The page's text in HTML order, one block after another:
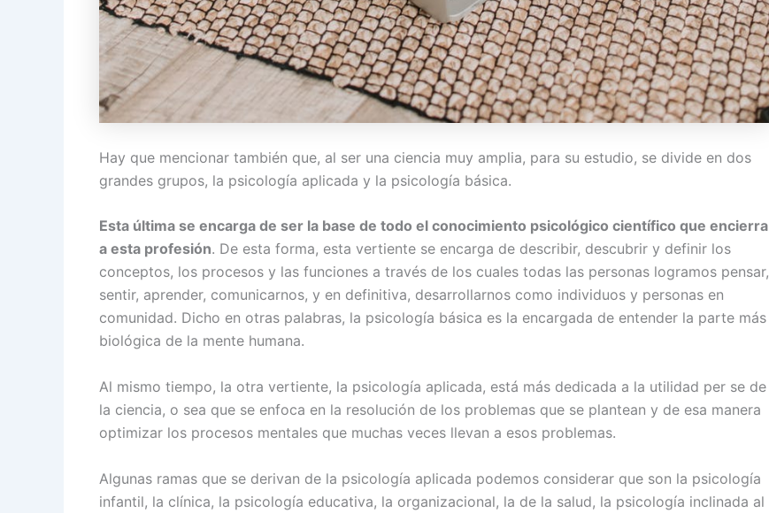
Hay que mencionar también que, al ser una ciencia muy amplia, para su estudio, se divide en dos
grandes grupos, la psicología aplicada y la psicología básica.
Esta última se encarga de ser la base de todo el conocimiento psicológico científico que encierra
a esta profesión. De esta forma, esta vertiente se encarga de describir, descubrir y definir los
conceptos, los procesos y las funciones a través de los cuales todas las personas logramos pensar,
sentir, aprender, comunicarnos, y en definitiva, desarrollarnos como individuos y personas en
comunidad. Dicho en otras palabras, la psicología básica es la encargada de entender la parte más
biológica de la mente humana.
Al mismo tiempo, la otra vertiente, la psicología aplicada, está más dedicada a la utilidad per se de
la ciencia, o sea que se enfoca en la resolución de los problemas que se plantean y de esa manera
optimizar los procesos mentales que muchas veces llevan a esos problemas.
Algunas ramas que se derivan de la psicología aplicada podemos considerar que son la psicología
infantil, la clínica, la psicología educativa, la organizacional, la de la salud, la psicología inclinada al